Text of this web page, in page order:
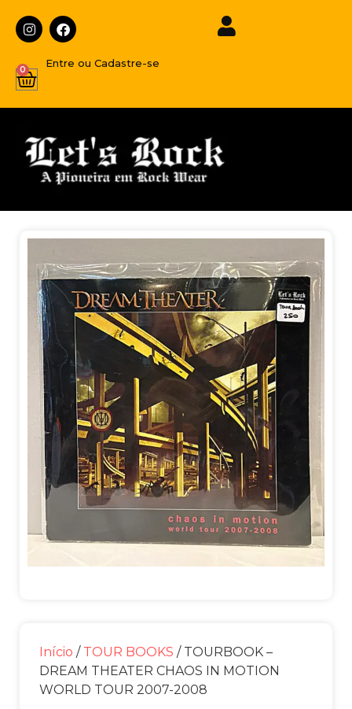
Entre ou Cadastre-se
0
Início / TOUR BOOKS / TOURBOOK –
DREAM THEATER CHAOS IN MOTION
WORLD TOUR 2007-2008